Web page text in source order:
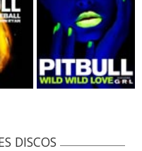
DISCOS